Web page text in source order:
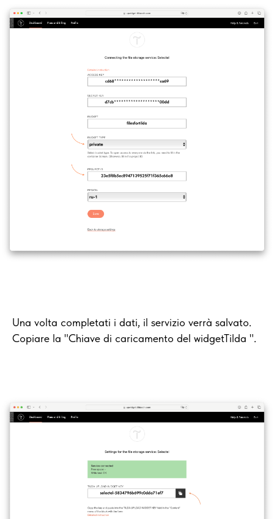
Una volta completati i dati, il servizio verrà salvato.
Copiare la "Chiave di caricamento del widgetTilda ".